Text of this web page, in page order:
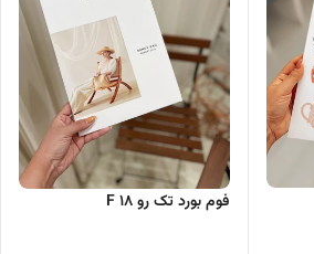
فوم بورد تک رو F 18